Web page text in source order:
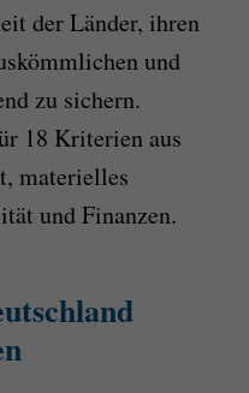
der Länder, ihren
und
zu sichern.
18 Kriterien aus
materielles
und Finanzen.